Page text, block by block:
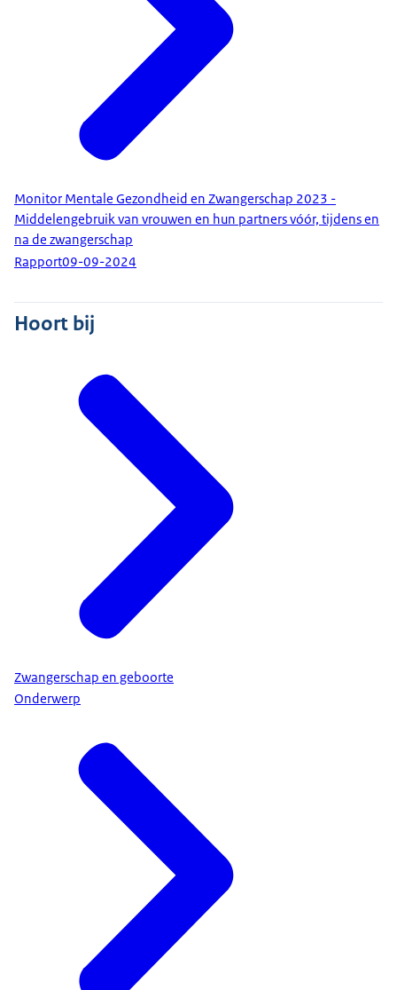
Monitor Mentale Gezondheid en Zwangerschap 2023 -
Middelengebruik van vrouwen en hun partners vóór, tijdens en
na de zwangerschap
Rapport09-09-2024
Hoort bij
Zwangerschap en geboorte
Onderwerp